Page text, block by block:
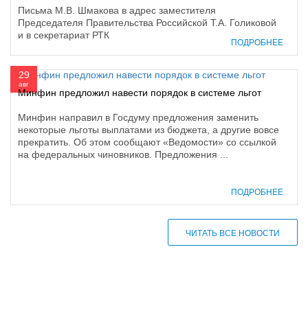
Письма М.В. Шмакова в адрес заместителя
Председателя Правительства Российской Т.А. Голиковой
и в секретариат РТК
ПОДРОБНЕЕ
29
авг
Минфин предложил навести порядок в системе льгот
Минфин направил в Госдуму предложения заменить
некоторые льготы выплатами из бюджета, а другие вовсе
прекратить. Об этом сообщают «Ведомости» со ссылкой
на федеральных чиновников. Предложения ...
ПОДРОБНЕЕ
ЧИТАТЬ ВСЕ НОВОСТИ